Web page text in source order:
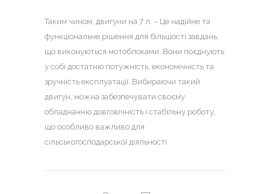
Таким чином, двигуни на 7 л. – Це надійне та
функціональне рішення для більшості завдань,
що виконуються мотоблоками. Вони поєднують
у собі достатню потужність, економічність та
зручність експлуатації. Вибираючи такий
двигун, можна забезпечувати своєму
обладнанню довговічність і стабільну роботу,
що особливо важливо для
сільськогосподарської діяльності.